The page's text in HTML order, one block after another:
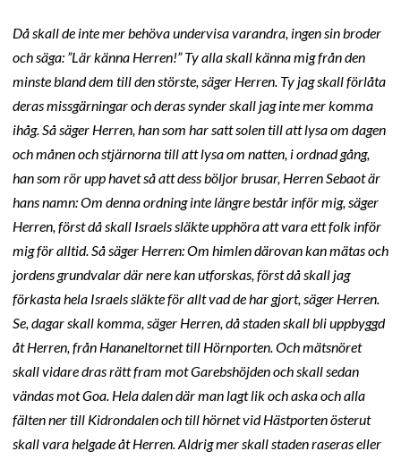
Då skall de inte mer behöva undervisa varandra, ingen sin broder
och säga: ”Lär känna Herren!” Ty alla skall känna mig från den
minste bland dem till den störste, säger Herren. Ty jag skall förlåta
deras missgärningar och deras synder skall jag inte mer komma
ihåg. Så säger Herren, han som har satt solen till att lysa om dagen
och månen och stjärnorna till att lysa om natten, i ordnad gång,
han som rör upp havet så att dess böljor brusar, Herren Sebaot är
hans namn: Om denna ordning inte längre består inför mig, säger
Herren, först då skall Israels släkte upphöra att vara ett folk inför
mig för alltid. Så säger Herren: Om himlen därovan kan mätas och
jordens grundvalar där nere kan utforskas, först då skall jag
förkasta hela Israels släkte för allt vad de har gjort, säger Herren.
Se, dagar skall komma, säger Herren, då staden skall bli uppbyggd
åt Herren, från Hananeltornet till Hörnporten. Och mätsnöret
skall vidare dras rätt fram mot Garebshöjden och skall sedan
vändas mot Goa. Hela dalen där man lagt lik och aska och alla
fälten ner till Kidrondalen och till hörnet vid Hästporten österut
skall vara helgade åt Herren. Aldrig mer skall staden raseras eller